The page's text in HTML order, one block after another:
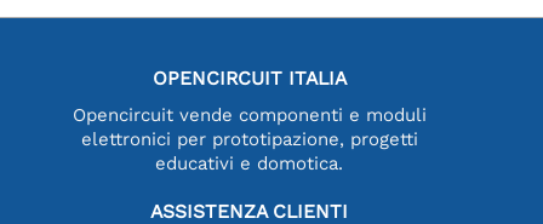
OPENCIRCUIT ITALIA
Opencircuit vende componenti e moduli
elettronici per prototipazione, progetti
educativi e domotica.
ASSISTENZA CLIENTI